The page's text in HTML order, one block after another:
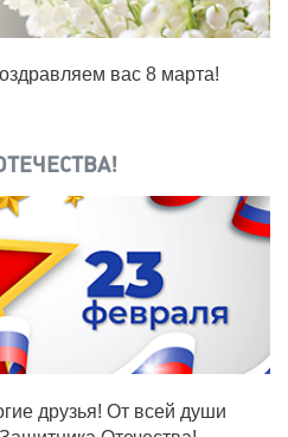
вас 8 марта!
друзья! От всей души